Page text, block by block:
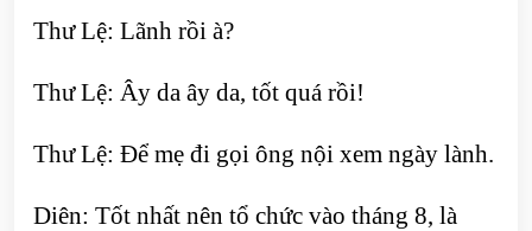
Thư Lệ: Lãnh rồi à?
Thư Lệ: Ây da ây da, tốt quá rồi!
Thư Lệ: Để mẹ đi gọi ông nội xem ngày lành.
Diên: Tốt nhất nên tổ chức vào tháng 8, là